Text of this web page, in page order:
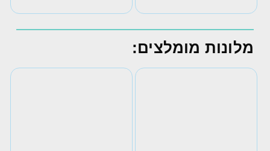
מלונות מומלצים: